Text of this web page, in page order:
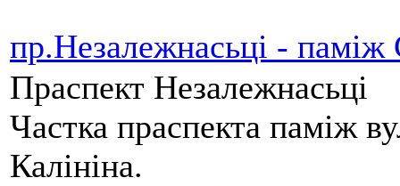
пр.Незалежнасьці - паміж
Праспект Незалежнасьці
Частка праспекта паміж
Калініна.